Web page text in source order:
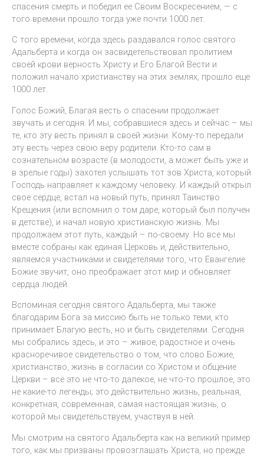
спасения смерть и победил ее Своим Воскресением, — с
того времени прошло тогда уже почти 1000 лет.
С того времени, когда здесь раздавался голос святого
Адальберта и когда он засвидетельствовал пролитием
своей крови верность Христу и Его Благой Вести и
положил начало христианству на этих землях, прошло еще
1000 лет.
Голос Божий, Благая весть о спасении продолжает
звучать и сегодня. И мы, собравшиеся здесь и сейчас – мы
те, кто эту весть принял в своей жизни. Кому-то передали
эту весть через свою веру родители. Кто-то сам в
сознательном возрасте (в молодости, а может быть уже и
в зрелые годы) захотел услышать тот зов Христа, который
Господь направляет к каждому человеку. И каждый открыл
свое сердце, встал на новый путь, принял Таинство
Крещения (или вспомнил о том даре, который был получен
в детстве), и начал новую христианскую жизнь. Мы
продолжаем этот путь, каждый – по-своему. Но все мы
вместе собраны как единая Церковь и, действительно,
являемся участниками и свидетелями того, что Евангелие
Божие звучит, оно преображает этот мир и обновляет
сердца людей.
Вспоминая сегодня святого Адальберта, мы также
благодарим Бога за миссию быть не только теми, кто
принимает Благую весть, но и быть свидетелями. Сегодня
мы собрались здесь, и это – живое, радостное и очень
красноречивое свидетельство о том, что слово Божие,
христианство, жизнь в согласии со Христом и общение
Церкви – всё это не что-то далекое, не что-то прошлое, это
не какие-то легенды; это действительно жизнь, реальная,
конкретная, современная, самая настоящая жизнь, о
которой мы свидетельствуем, участвуя в ней.
Мы смотрим на святого Адальберта как на великий пример
того, как мы призваны провозглашать Христа, но прежде